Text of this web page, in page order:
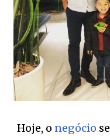
Hoje, o negócio